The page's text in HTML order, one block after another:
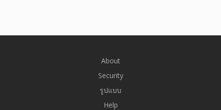
About
Security
รูปแบบ
Help